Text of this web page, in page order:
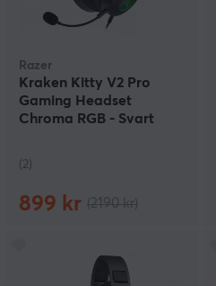
Razer
Kraken Kitty V2 Pro
Gaming Headset
Chroma RGB - Svart
(2)
899 kr